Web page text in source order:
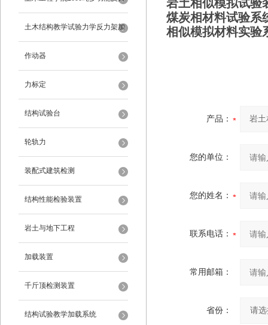
架
土木结构教学试验力学反力架加
载装置
作动器
力标定
结构试验台
轮轨力
装配式建筑检测
结构性能检验装置
岩土与地下工程
加载装置
千斤顶检测装置
结构试验教学加载系统
岩土相似模拟试验
煤炭相材料试验系
相似模拟材料实验
产品：
您的单位：
您的姓名：
联系电话：
常用邮箱：
省份：